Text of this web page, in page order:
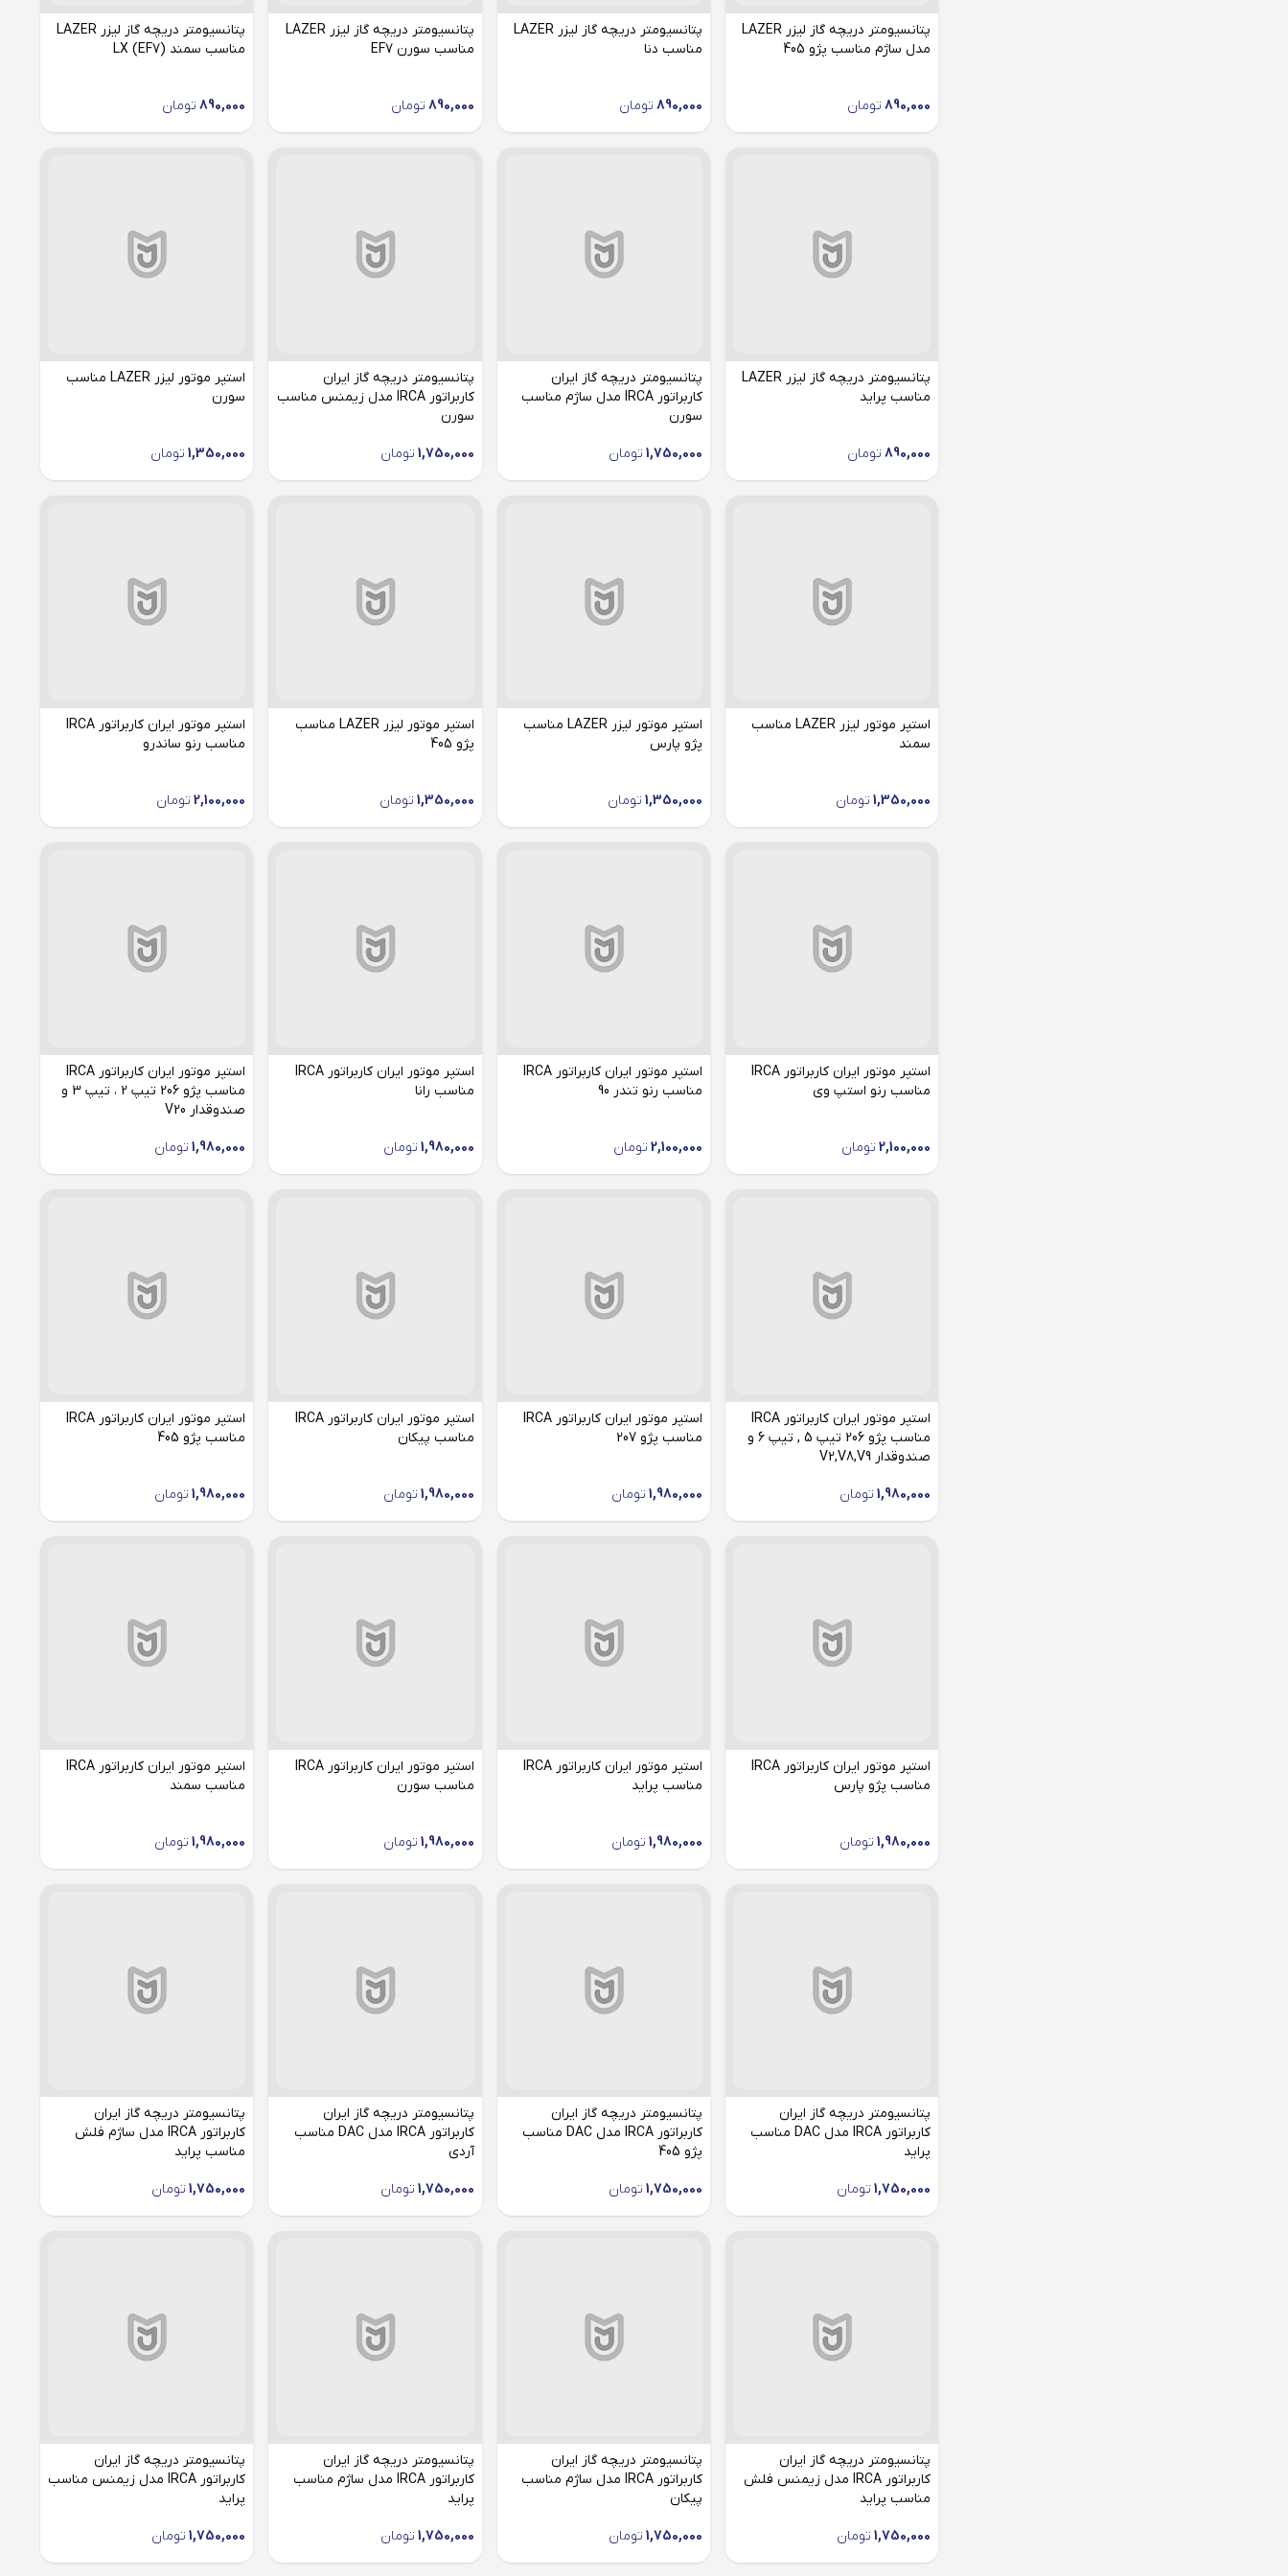
پتانسیومتر دریچه گاز لیزر LAZER
مدل ساژم مناسب پژو 405
890,000 تومان
پتانسیومتر دریچه گاز لیزر LAZER
مناسب دنا
890,000 تومان
پتانسیومتر دریچه گاز لیزر LAZER
مناسب سورن EF7
890,000 تومان
پتانسیومتر دریچه گاز لیزر LAZER
مناسب سمند (LX (EF7
890,000 تومان
پتانسیومتر دریچه گاز لیزر LAZER
مناسب پراید
890,000 تومان
پتانسیومتر دریچه گاز ایران
کاربراتور IRCA مدل ساژم مناسب
سورن
1,750,000 تومان
پتانسیومتر دریچه گاز ایران
کاربراتور IRCA مدل زیمنس مناسب
سورن
1,750,000 تومان
استپر موتور لیزر LAZER مناسب
سورن
1,350,000 تومان
استپر موتور لیزر LAZER مناسب
سمند
1,350,000 تومان
استپر موتور لیزر LAZER مناسب
پژو پارس
1,350,000 تومان
استپر موتور لیزر LAZER مناسب
پژو 405
1,350,000 تومان
استپر موتور ایران کاربراتور IRCA
مناسب رنو ساندرو
2,100,000 تومان
استپر موتور ایران کاربراتور IRCA
مناسب رنو استپ وی
2,100,000 تومان
استپر موتور ایران کاربراتور IRCA
مناسب رنو تندر 90
2,100,000 تومان
استپر موتور ایران کاربراتور IRCA
مناسب رانا
1,980,000 تومان
استپر موتور ایران کاربراتور IRCA
مناسب پژو 206 تیپ 2 ، تیپ 3 و
صندوقدار V20
1,980,000 تومان
استپر موتور ایران کاربراتور IRCA
مناسب پژو 206 تیپ 5 , تیپ 6 و
صندوقدار V2,V8,V9
1,980,000 تومان
استپر موتور ایران کاربراتور IRCA
مناسب پژو 207
1,980,000 تومان
استپر موتور ایران کاربراتور IRCA
مناسب پیکان
1,980,000 تومان
استپر موتور ایران کاربراتور IRCA
مناسب پژو 405
1,980,000 تومان
استپر موتور ایران کاربراتور IRCA
مناسب پژو پارس
1,980,000 تومان
استپر موتور ایران کاربراتور IRCA
مناسب پراید
1,980,000 تومان
استپر موتور ایران کاربراتور IRCA
مناسب سورن
1,980,000 تومان
استپر موتور ایران کاربراتور IRCA
مناسب سمند
1,980,000 تومان
پتانسیومتر دریچه گاز ایران
کاربراتور IRCA مدل DAC مناسب
پراید
1,750,000 تومان
پتانسیومتر دریچه گاز ایران
کاربراتور IRCA مدل DAC مناسب
پژو 405
1,750,000 تومان
پتانسیومتر دریچه گاز ایران
کاربراتور IRCA مدل DAC مناسب
آردی
1,750,000 تومان
پتانسیومتر دریچه گاز ایران
کاربراتور IRCA مدل ساژم فلش
مناسب پراید
1,750,000 تومان
پتانسیومتر دریچه گاز ایران
کاربراتور IRCA مدل زیمنس فلش
مناسب پراید
1,750,000 تومان
پتانسیومتر دریچه گاز ایران
کاربراتور IRCA مدل ساژم مناسب
پیکان
1,750,000 تومان
پتانسیومتر دریچه گاز ایران
کاربراتور IRCA مدل ساژم مناسب
پراید
1,750,000 تومان
پتانسیومتر دریچه گاز ایران
کاربراتور IRCA مدل زیمنس مناسب
پراید
1,750,000 تومان